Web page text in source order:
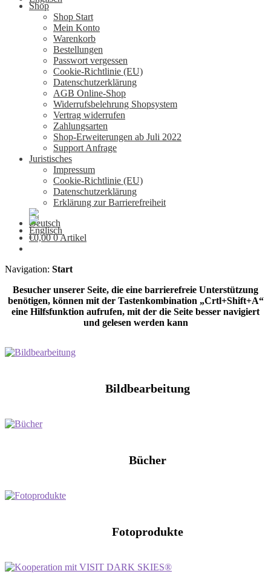
Shop
Shop Start
Mein Konto
Warenkorb
Bestellungen
Passwort vergessen
Cookie-Richtlinie (EU)
Datenschutzerklärung
AGB Online-Shop
Widerrufsbelehrung Shopsystem
Vertrag widerrufen
Zahlungsarten
Shop-Erweiterungen ab Juli 2022
Support Anfrage
Juristisches
Impressum
Cookie-Richtlinie (EU)
Datenschutzerklärung
Erklärung zur Barrierefreiheit
€0,00 0 Artikel
Navigation: Start
Besucher unserer Seite, die eine barrierefreie Unterstützung
benötigen, können mit der Tastenkombination „Crtl+Shift+A“
eine Hilfsfunktion aufrufen, mit der die Seite besser navigiert
und gelesen werden kann
Bildbearbeitung
Bücher
Fotoprodukte